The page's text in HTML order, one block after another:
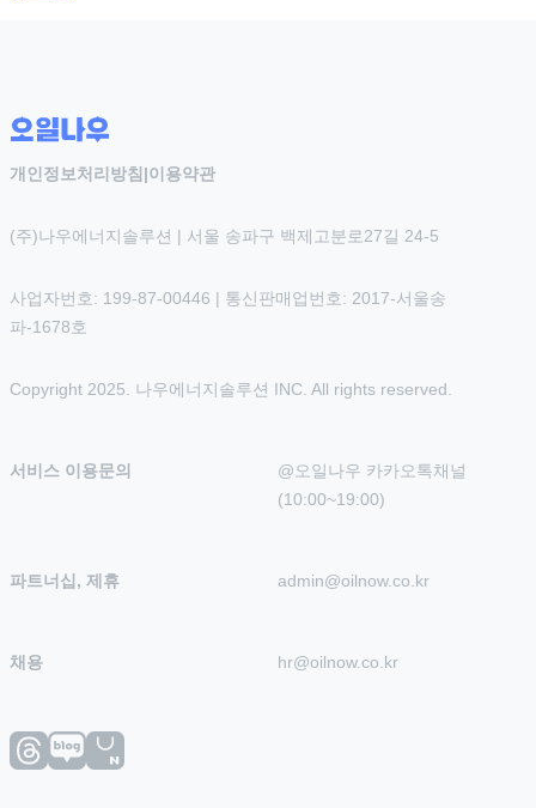
개인정보처리방침 |이용약관
(주)나우에너지솔루션 | 서울 송파구 백제고분로27길 24-5
사업자번호: 199-87-00446 | 통신판매업번호: 2017-서울송
파-1678호
Copyright 2025. 나우에너지솔루션 INC. All rights reserved.
서비스 이용문의
@오일나우 카카오톡채널
(10:00~19:00)
파트너십, 제휴 admin@oilnow.co.kr
채용 hr@oilnow.co.kr